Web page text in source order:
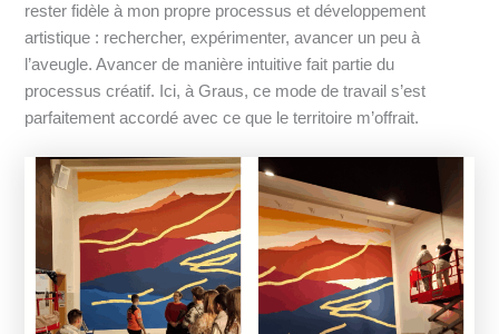
rester fidèle à mon propre processus et développement
artistique : rechercher, expérimenter, avancer un peu à
l’aveugle. Avancer de manière intuitive fait partie du
processus créatif. Ici, à Graus, ce mode de travail s’est
parfaitement accordé avec ce que le territoire m’offrait.